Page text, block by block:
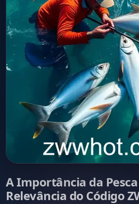
A Importância da Pesca
Relevância do Código